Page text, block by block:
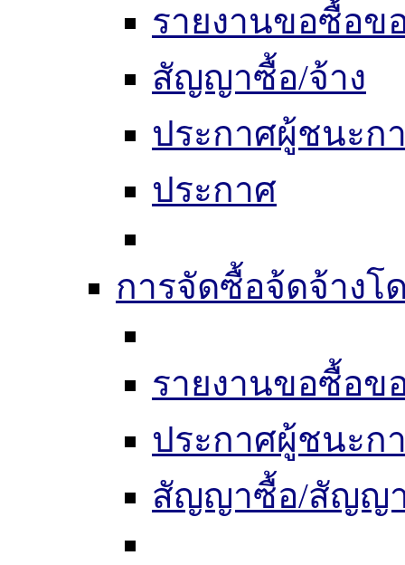
รายงานขอซื้อข
สัญญาซื้อ/จ้าง
ประกาศผู้ชนะก
ประกาศ
การจัดซื้อจ้ดจ้างโ
รายงานขอซื้อข
ประกาศผู้ชนะก
สัญญาซื้อ/สัญญ